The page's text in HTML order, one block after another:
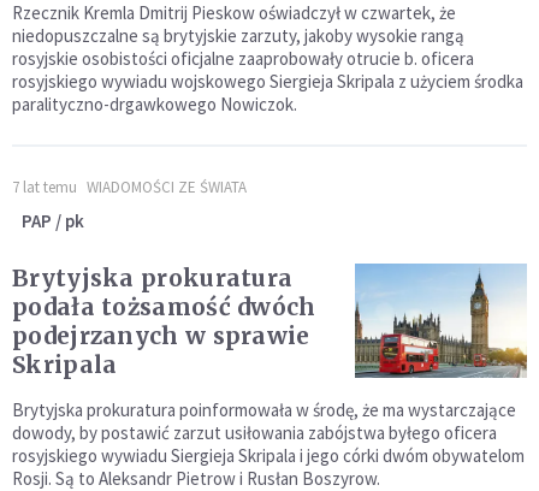
Rzecznik Kremla Dmitrij Pieskow oświadczył w czwartek, że
niedopuszczalne są brytyjskie zarzuty, jakoby wysokie rangą
rosyjskie osobistości oficjalne zaaprobowały otrucie b. oficera
rosyjskiego wywiadu wojskowego Siergieja Skripala z użyciem środka
paralityczno-drgawkowego Nowiczok.
7 lat temu WIADOMOŚCI ZE ŚWIATA
PAP / pk
Brytyjska prokuratura
podała tożsamość dwóch
podejrzanych w sprawie
Skripala
Brytyjska prokuratura poinformowała w środę, że ma wystarczające
dowody, by postawić zarzut usiłowania zabójstwa byłego oficera
rosyjskiego wywiadu Siergieja Skripala i jego córki dwóm obywatelom
Rosji. Są to Aleksandr Pietrow i Rusłan Boszyrow.